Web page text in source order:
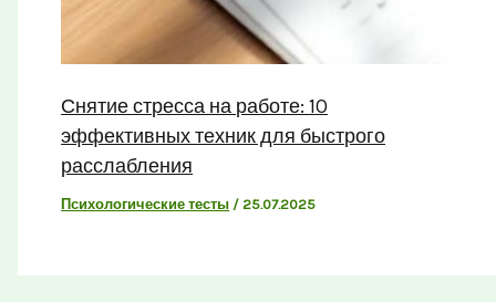
Снятие стресса на работе: 10
эффективных техник для быстрого
расслабления
Психологические тесты /25.07.2025